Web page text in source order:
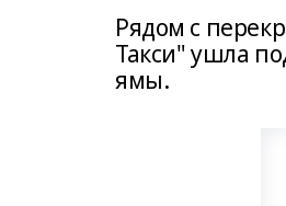
Рядом с
Такси" ушла
ямы.